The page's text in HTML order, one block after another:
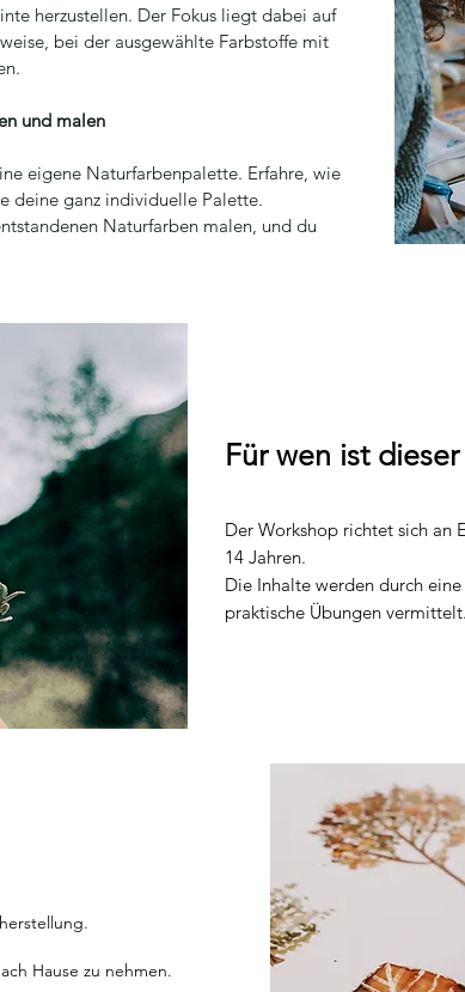
herzustellen. Der Fokus liegt dabei auf
bei der ausgewählte Farbstoffe mit
und malen
eigene Naturfarbenpalette. Erfahre, wie
deine ganz individuelle Palette.
Naturfarben malen, und du
Fürwen ist
Der Workshop richtet sich an
14 Jahren.
Die Inhalte werden durch
praktische Übungen vermittelt.
Hause zu nehmen.